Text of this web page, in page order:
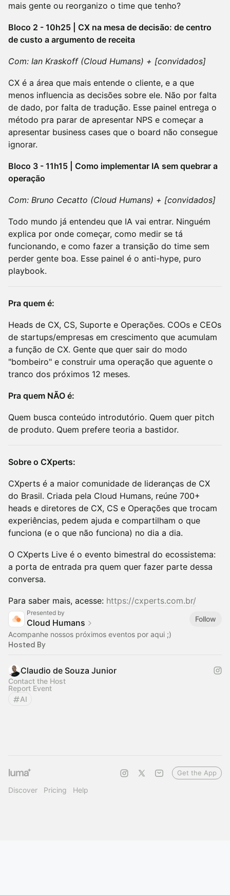
mais gente ou reorganizo o time que tenho?
Bloco 2 - 10h25 | CX na mesa de decisão: de centro
de custo a argumento de receita
Com: Ian Kraskoff (Cloud Humans) + [convidados]
CX é a área que mais entende o cliente, e a que
menos influencia as decisões sobre ele. Não por falta
de dado, por falta de tradução. Esse painel entrega o
método pra parar de apresentar NPS e começar a
apresentar business cases que o board não consegue
ignorar.
Bloco 3 - 11h15 | Como implementar IA sem quebrar a
operação
Com: Bruno Cecatto (Cloud Humans) + [convidados]
Todo mundo já entendeu que IA vai entrar. Ninguém
explica por onde começar, como medir se tá
funcionando, e como fazer a transição do time sem
perder gente boa. Esse painel é o anti-hype, puro
playbook.
Pra quem é:
Heads de CX, CS, Suporte e Operações. COOs e CEOs
de startups/empresas em crescimento que acumulam
a função de CX. Gente que quer sair do modo
"bombeiro" e construir uma operação que aguente o
tranco dos próximos 12 meses.
Pra quem NÃO é:
Quem busca conteúdo introdutório. Quem quer pitch
de produto. Quem prefere teoria a bastidor.
Sobre o CXperts:
CXperts é a maior comunidade de lideranças de CX
do Brasil. Criada pela Cloud Humans, reúne 700+
heads e diretores de CX, CS e Operações que trocam
experiências, pedem ajuda e compartilham o que
funciona (e o que não funciona) no dia a dia.
O CXperts Live é o evento bimestral do ecossistema:
a porta de entrada pra quem quer fazer parte dessa
conversa.
Para saber mais, acesse: https://cxperts.com.br/
Presented by
Cloud Humans
Follow
Acompanhe nossos próximos eventos por aqui ;)
Hosted By
Claudio de Souza Junior
Contact the Host
Report Event
AI
Discover Pricing Help
Get the App